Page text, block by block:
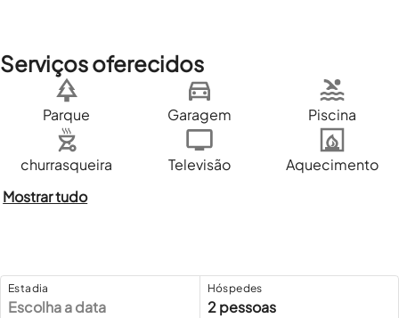
Serviços oferecidos
Parque Garagem Piscina
churrasqueira Televisão
Aquecimento
Mostrar tudo
Estadia
Escolha a data
Hóspedes
2 pessoas